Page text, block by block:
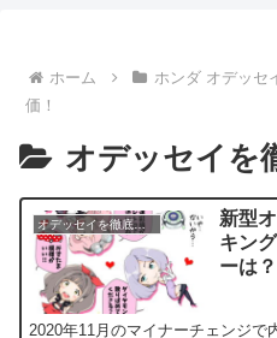
ホーム ホンダ オデッセ
価！
オデッセイを
オデッセイを徹底評価！
新型
キン
ーは？
2020年11月のマイナーチェンジ